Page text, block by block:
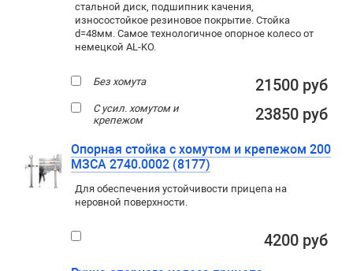
стальной диск, подшипник качения,
износостойкое резиновое покрытие. Стойка
d=48мм. Самое технологичное опорное колесо от
немецкой AL-KO.
Без хомута 21500 руб
С усил. хомутом и
крепежом
23850 руб
Опорная стойка с хомутом и крепежом 200
МЗСА 2740.0002 (8177)
Для обеспечения устойчивости прицепа на
неровной поверхности.
4200 руб